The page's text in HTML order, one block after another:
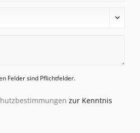
Felder sind Pflichtfelder.
zur Kenntnis